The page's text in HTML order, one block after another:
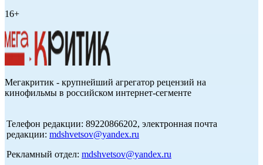
16+
Мегакритик - крупнейший агрегатор рецензий на
кинофильмы в российском интернет-сегменте
Телефон редакции: 89220866202, электронная почта
редакции: mdshvetsov@yandex.ru
Рекламный отдел: mdshvetsov@yandex.ru